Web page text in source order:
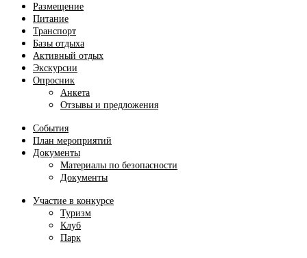
Размещение
Питание
Транспорт
Базы отдыха
Активный отдых
Экскурсии
Опросник
Анкета
Отзывы и предложения
События
План мероприятий
Документы
Материалы по безопасности
Документы
Участие в конкурсе
Туризм
Клуб
Парк